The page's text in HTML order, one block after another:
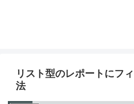
リスト型のレポートにフ
法